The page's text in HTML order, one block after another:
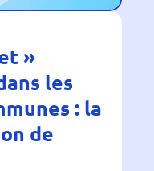
»
les
: la
de